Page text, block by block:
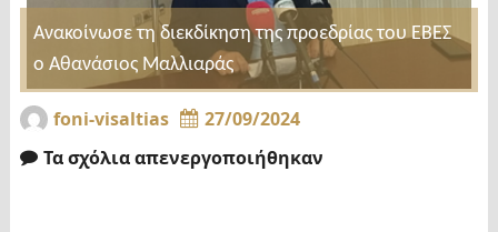
Ανακοίνωσε τη διεκδίκηση της προεδρίας του ΕΒΕΣ
ο Αθανάσιος Μαλλιαράς
foni-visaltias
27/09/2024
Τα σχόλια απενεργοποιήθηκαν